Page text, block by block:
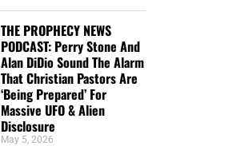
THE PROPHECY NEWS
PODCAST: Perry Stone And
Alan DiDio Sound The Alarm
That Christian Pastors Are
‘Being Prepared’ For
Massive UFO & Alien
Disclosure
May 5, 2026